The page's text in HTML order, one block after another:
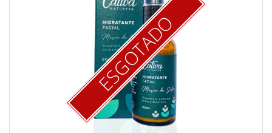
ESGOTADO